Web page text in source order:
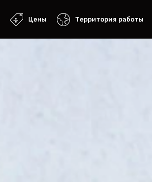
Цены Территория работы